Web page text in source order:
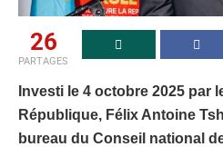
26
PARTAGES
Investi le 4 octobre 2025 par
République, Félix Antoine
bureau du Conseil national